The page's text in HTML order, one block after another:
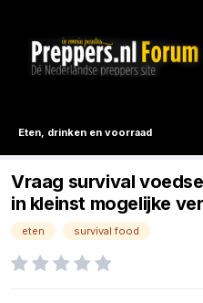
Eten, drinken en voorraad
Vraag survival
in kleinst mogelijke
eten survival food